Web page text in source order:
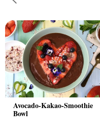
Avocado-Kakao-Smoothie
Bowl